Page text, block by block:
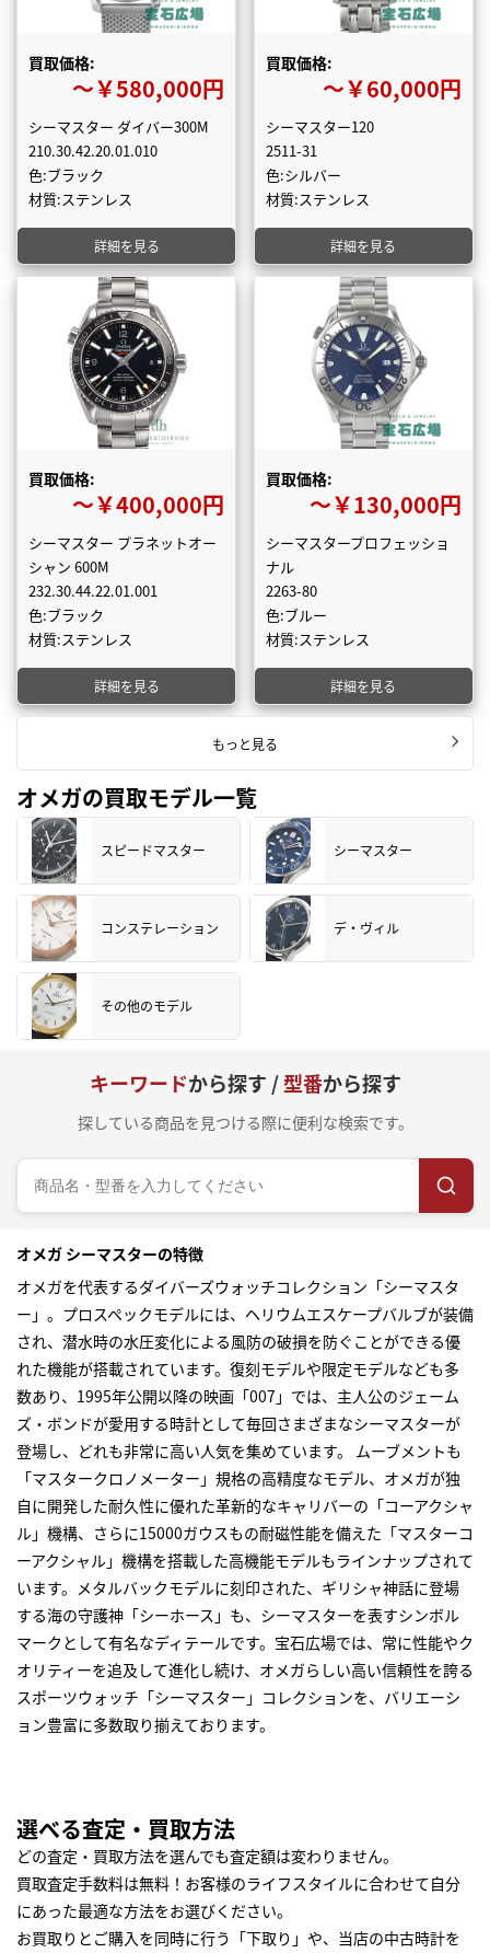
買取価格:
〜￥580,000円
シーマスター ダイバー300M
210.30.42.20.01.010
色:ブラック
材質:ステンレス
詳細を見る
買取価格:
〜￥60,000円
シーマスター120
2511-31
色:シルバー
材質:ステンレス
詳細を見る
買取価格:
〜￥400,000円
シーマスター プラネットオー
シャン 600M
232.30.44.22.01.001
色:ブラック
材質:ステンレス
詳細を見る
買取価格:
〜￥130,000円
シーマスタープロフェッショ
ナル
2263-80
色:ブルー
材質:ステンレス
詳細を見る
もっと見る
オメガの買取モデル一覧
スピードマスター シーマスター
コンステレーション デ・ヴィル
その他のモデル
キーワードから探す /型番から探す
探している商品を見つける際に便利な検索です。
オメガ シーマスターの特徴
オメガを代表するダイバーズウォッチコレクション「シーマスタ
ー」。プロスペックモデルには、ヘリウムエスケープバルブが装備
され、潜水時の水圧変化による風防の破損を防ぐことができる優
れた機能が搭載されています。復刻モデルや限定モデルなども多
数あり、1995年公開以降の映画「007」では、主人公のジェーム
ズ・ボンドが愛用する時計として毎回さまざまなシーマスターが
登場し、どれも非常に高い人気を集めています。 ムーブメントも
「マスタークロノメーター」規格の高精度なモデル、オメガが独
自に開発した耐久性に優れた革新的なキャリバーの「コーアクシャ
ル」機構、さらに15000ガウスもの耐磁性能を備えた「マスターコ
ーアクシャル」機構を搭載した高機能モデルもラインナップされて
います。メタルバックモデルに刻印された、ギリシャ神話に登場
する海の守護神「シーホース」も、シーマスターを表すシンボル
マークとして有名なディテールです。宝石広場では、常に性能やク
オリティーを追及して進化し続け、オメガらしい高い信頼性を誇る
スポーツウォッチ「シーマスター」コレクションを、バリエーシ
ョン豊富に多数取り揃えております。
選べる査定・買取方法
どの査定・買取方法を選んでも査定額は変わりません。
買取査定手数料は無料！お客様のライフスタイルに合わせて自分
にあった最適な方法をお選びください。
お買取りとご購入を同時に行う「下取り」や、当店の中古時計を